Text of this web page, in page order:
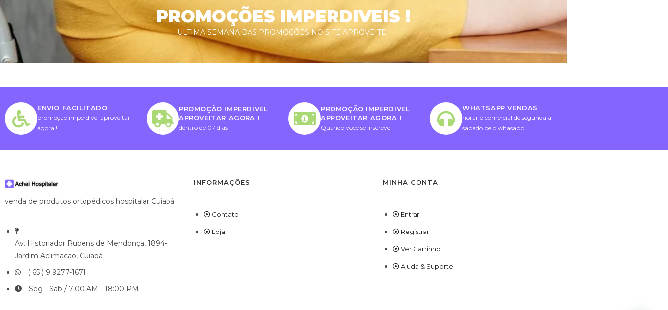
PROMOÇÕES IMPERDIVEIS !
ULTIMA SEMANA DAS PROMOÇÕES NO SITE APROVEITE !
ENVIO FACILITADO
promoção imperdivel aproveitar
agora !
PROMOÇÃO IMPERDIVEL
APROVEITAR AGORA !
dentro de 07 dias
PROMOÇÃO IMPERDIVEL
APROVEITAR AGORA !
Quando você se inscreve
WHATSAPP VENDAS
horario comercial de segunda a
sabado pelo whasapp
venda de produtos ortopédicos hospitalar Cuiabá
Av. Historiador Rubens de Mendonça, 1894-
Jardim Aclimacao, Cuiabá
( 65 ) 9 9277-1671
Seg - Sab / 7:00 AM - 18:00 PM
INFORMAÇÕES
Contato
Loja
MINHA CONTA
Entrar
Registrar
Ver Carrinho
Ajuda & Suporte